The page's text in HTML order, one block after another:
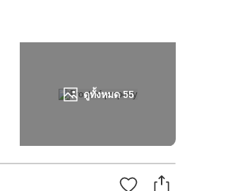
ดูทั้งหมด55